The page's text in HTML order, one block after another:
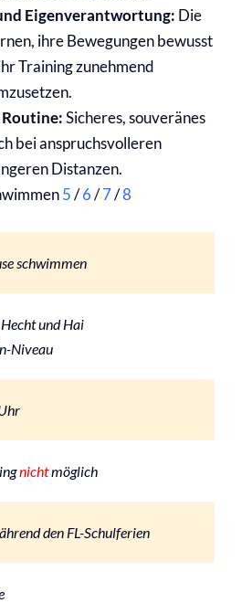
Eigenverantwortung: Die
ihre Bewegungen bewusst
Training zunehmend
Sicheres, souveränes
bei anspruchsvolleren
Distanzen.
5/6/7/8
schwimmen
und Hai
Niveau
nichtmöglich
den FL-Schulferien